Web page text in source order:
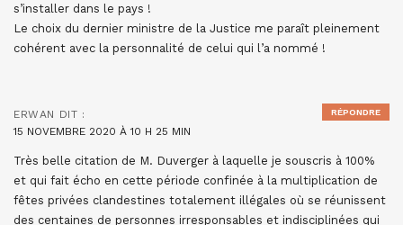
s’installer dans le pays !
Le choix du dernier ministre de la Justice me paraît pleinement
cohérent avec la personnalité de celui qui l’a nommé !
ERWAN DIT :
15 NOVEMBRE 2020 À 10 H 25 MIN
Très belle citation de M. Duverger à laquelle je souscris à 100%
et qui fait écho en cette période confinée à la multiplication de
fêtes privées clandestines totalement illégales où se réunissent
des centaines de personnes irresponsables et indisciplinées qui
RÉPONDRE